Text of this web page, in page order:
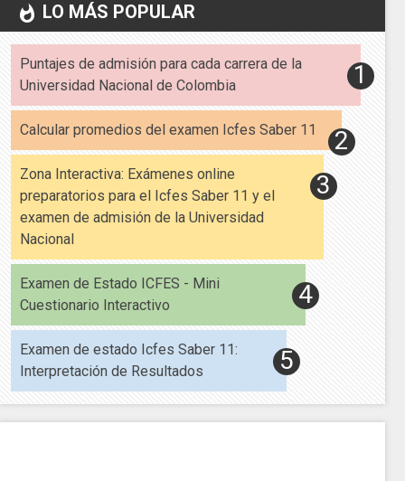
whatshot LO MÁS POPULAR
Puntajes de admisión para cada carrera de la
Universidad Nacional de Colombia
Calcular promedios del examen Icfes Saber 11
Zona Interactiva: Exámenes online
preparatorios para el Icfes Saber 11 y el
examen de admisión de la Universidad
Nacional
Examen de Estado ICFES - Mini
Cuestionario Interactivo
Examen de estado Icfes Saber 11:
Interpretación de Resultados